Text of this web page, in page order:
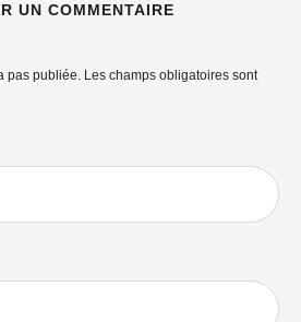
UN COMMENTAIRE
pas publiée. Les champs obligatoires sont